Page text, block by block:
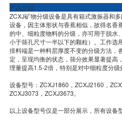
产品介绍
ZCXJ矿物分级设备是具有箱式激振器和
设备，因主体形状与香蕉相似，故得名香
的中、细粒度物料的分级，亦可用于脱水
小于筛孔尺寸一半以下的颗粒）。工作选
排料端是一种料层厚度不变的分级方法，
定，呈现均衡的状态，筛分效果显著提高
理量提高1.5-2倍，特别是对中细粒度分级
设备型号：ZCXJ1860，ZCXJ2160，
ZCXJ3073，ZCXJ3673。
以上设备型号仅是一部分展示，所有设备